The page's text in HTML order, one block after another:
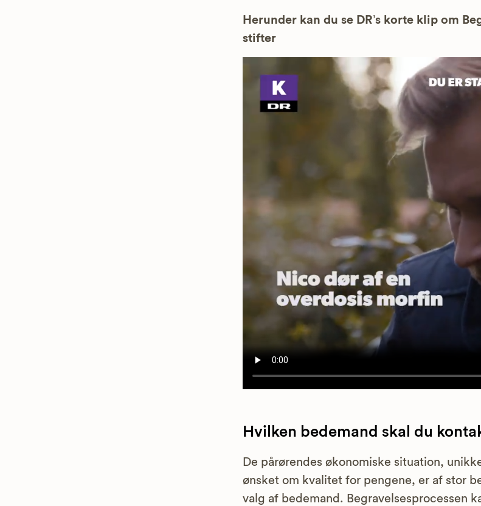
Herunder kan du se DR’s korte klip om
stifter
Hvilken bedemand skal du
De pårørendes økonomiske situation,
ønsket om kvalitet for pengene, er af stor
valg af bedemand. Begravelsesprocessen